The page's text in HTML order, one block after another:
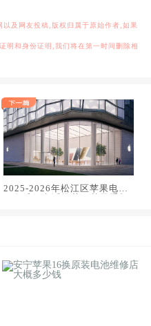
及网友投稿,版权归属于原始作者,如果
明和身份证明,我们将在第一时间删除相
2025-2026年松江区苹果电话